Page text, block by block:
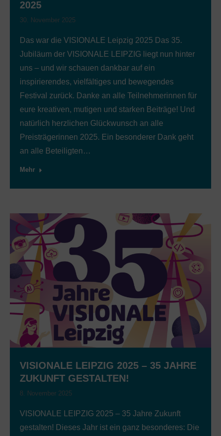
2025
30. November 2025
Das war die VISIONALE Leipzig 2025 Das 35.
Jubiläum der VISIONALE LEIPZIG liegt nun hinter
uns – und wir schauen dankbar auf ein
inspirierendes, vielfältiges und bewegendes
Festival zurück. Danke an alle Teilnehmerinnen für
eure kreativen, mutigen und starken Beiträge! Und
natürlich herzlichen Glückwunsch an alle
Preisträgerinnen 2025. Ein besonderer Dank geht
an alle Beteiligten…
Mehr
VISIONALE LEIPZIG 2025 – 35 JAHRE
ZUKUNFT GESTALTEN!
8. November 2025
VISIONALE LEIPZIG 2025 – 35 Jahre Zukunft
gestalten! Dieses Jahr ist ein ganz besonderes: Die